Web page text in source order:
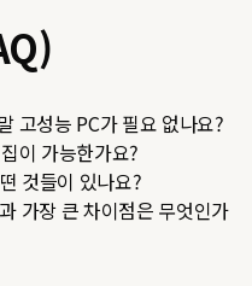
고성능 PC가 필요 없나요?
이 가능한가요?
것들이 있나요?
가장 큰 차이점은 무엇인가